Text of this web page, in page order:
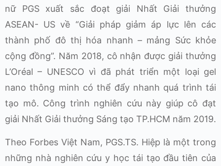
nữ PGS xuất sắc đoạt giải Nhất Giải thưởng
ASEAN- US về “Giải pháp giảm áp lực lên các
thành phố đô thị hóa nhanh – mảng Sức khỏe
cộng đồng”. Năm 2018, cô nhận được giải thưởng
L’Oréal – UNESCO vì đã phát triển một loại gel
nano thông minh có thể đẩy nhanh quá trình tái
tạo mô. Công trình nghiên cứu này giúp cô đạt
giải Nhất Giải thưởng Sáng tạo TP.HCM năm 2019.
Theo Forbes Việt Nam, PGS.TS. Hiệp là một trong
những nhà nghiên cứu y học tái tạo đầu tiên của